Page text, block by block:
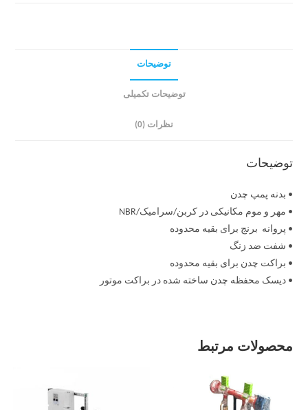
توضیحات
توضیحات تکمیلی
نظرات (0)
توضیحات
• بدنه پمپ چدن
• مهر و موم مکانیکی در کربن/سرامیک/NBR
• پروانه برنج برای بقیه محدوده
• شفت ضد زنگ
• براکت چدن برای بقیه محدوده
• دیسک محفظه چدن ساخته شده در براکت موتور
محصولات مرتبط